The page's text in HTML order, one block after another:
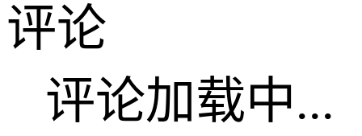
评论
评论加载中...